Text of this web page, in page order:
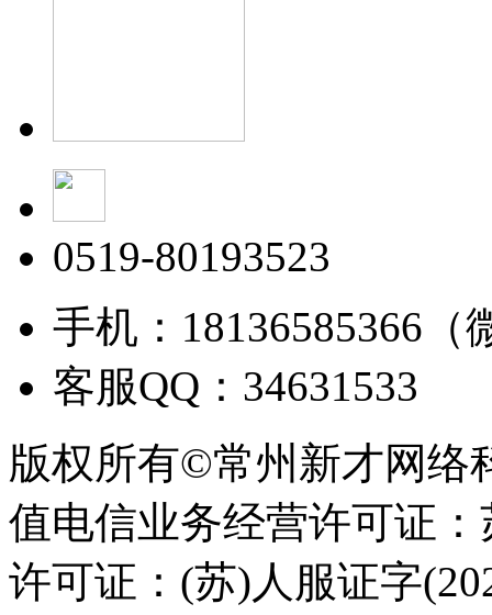
0519-80193523
手机：18136585366（
客服QQ：34631533
版权所有©常州新才网络
值电信业务经营许可证
许可证：(苏)人服证字